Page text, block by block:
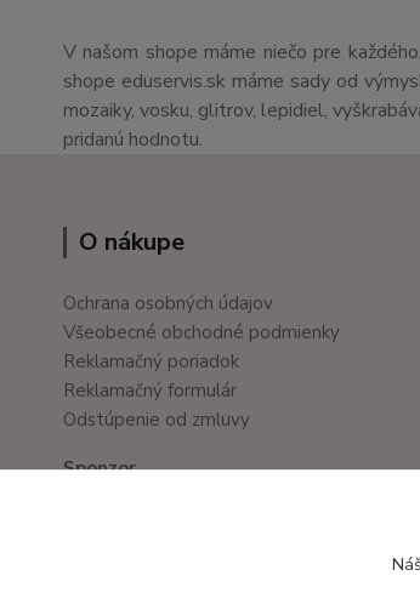
V našom shope máme niečo pre
shope eduservis.sk máme sady od
mozaiky, vosku, glitrov, lepidiel,
pridanú hodnotu.
O nákupe
Ochrana osobných údajov
Všeobecné obchodné podmienky
Reklamačný poriadok
Reklamačný formulár
Odstúpenie od zmluvy
Sponzor